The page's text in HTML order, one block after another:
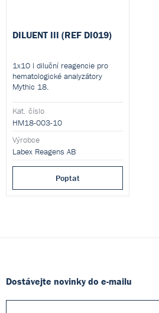
DILUENT III (REF DI019)
1x10 l diluční reagencie pro
hematologické analyzátory
Mythic 18.
Kat. číslo
HM18-003-10
Výrobce
Labex Reagens AB
Poptat
Dostávejte novinky do e-mailu